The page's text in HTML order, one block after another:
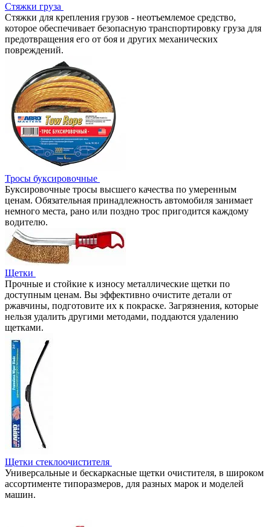
Стяжки груза
Стяжки для крепления грузов - неотъемлемое средство,
которое обеспечивает безопасную транспортировку груза для
предотвращения его от боя и других механических
повреждений.
Тросы буксировочные
Буксировочные тросы высшего качества по умеренным
ценам. Обязательная принадлежность автомобиля занимает
немного места, рано или поздно трос пригодится каждому
водителю.
Щетки
Прочные и стойкие к износу металлические щетки по
доступным ценам. Вы эффективно очистите детали от
ржавчины, подготовите их к покраске. Загрязнения, которые
нельзя удалить другими методами, поддаются удалению
щетками.
Щетки стеклоочистителя
Универсальные и бескаркасные щетки очистителя, в широком
ассортименте типоразмеров, для разных марок и моделей
машин.